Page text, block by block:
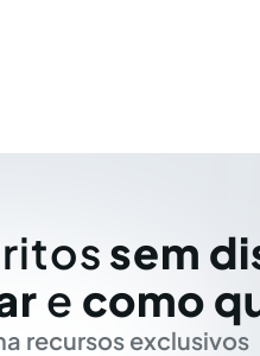
sem
e como
recursos exclusivos